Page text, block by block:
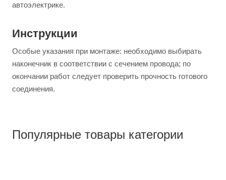
автоэлектрике.
Инструкции
Особые указания при монтаже: необходимо выбирать
наконечник в соответствии с сечением провода; по
окончании работ следует проверить прочность готового
соединения.
Популярные товары категории